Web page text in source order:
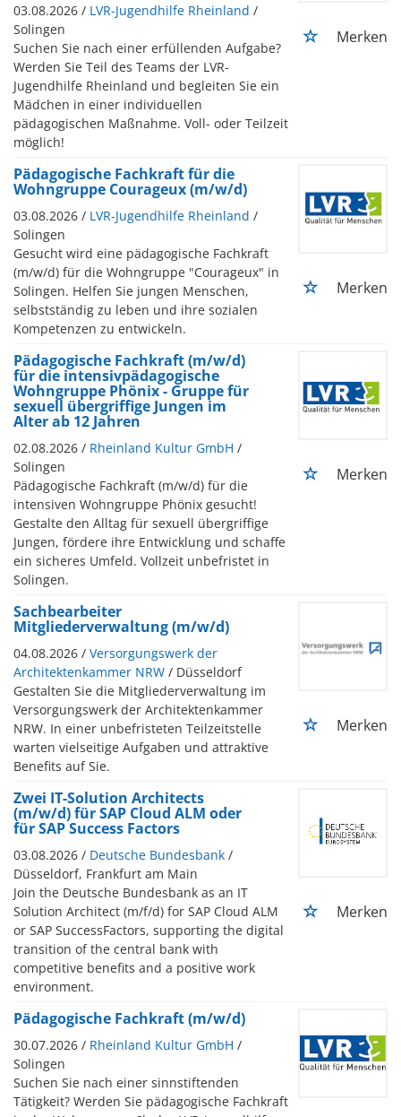
03.08.2026 / LVR-Jugendhilfe Rheinland /
Solingen
Suchen Sie nach einer erfüllenden Aufgabe?
Werden Sie Teil des Teams der LVR-
Jugendhilfe Rheinland und begleiten Sie ein
Mädchen in einer individuellen
pädagogischen Maßnahme. Voll- oder Teilzeit
möglich!
Merken
Pädagogische Fachkraft für die
Wohngruppe Courageux (m/w/d)
03.08.2026 / LVR-Jugendhilfe Rheinland /
Solingen
Gesucht wird eine pädagogische Fachkraft
(m/w/d) für die Wohngruppe "Courageux" in
Solingen. Helfen Sie jungen Menschen,
selbstständig zu leben und ihre sozialen
Kompetenzen zu entwickeln.
Merken
Pädagogische Fachkraft (m/w/d)
für die intensivpädagogische
Wohngruppe Phönix - Gruppe für
sexuell übergriffige Jungen im
Alter ab 12 Jahren
02.08.2026 / Rheinland Kultur GmbH /
Solingen
Pädagogische Fachkraft (m/w/d) für die
intensiven Wohngruppe Phönix gesucht!
Gestalte den Alltag für sexuell übergriffige
Jungen, fördere ihre Entwicklung und schaffe
ein sicheres Umfeld. Vollzeit unbefristet in
Solingen.
Merken
Sachbearbeiter
Mitgliederverwaltung (m/w/d)
04.08.2026 / Versorgungswerk der
Architektenkammer NRW / Düsseldorf
Gestalten Sie die Mitgliederverwaltung im
Versorgungswerk der Architektenkammer
NRW. In einer unbefristeten Teilzeitstelle
warten vielseitige Aufgaben und attraktive
Benefits auf Sie.
Merken
Zwei IT-Solution Architects
(m/w/d) für SAP Cloud ALM oder
für SAP Success Factors
03.08.2026 / Deutsche Bundesbank /
Düsseldorf, Frankfurt am Main
Join the Deutsche Bundesbank as an IT
Solution Architect (m/f/d) for SAP Cloud ALM
or SAP SuccessFactors, supporting the digital
transition of the central bank with
competitive benefits and a positive work
environment.
Merken
Pädagogische Fachkraft (m/w/d)
30.07.2026 / Rheinland Kultur GmbH /
Solingen
Suchen Sie nach einer sinnstiftenden
Tätigkeit? Werden Sie pädagogische Fachkraft